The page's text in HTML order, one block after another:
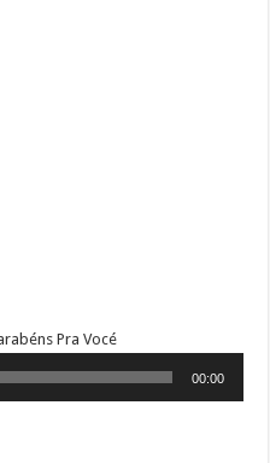
Pra Vocé
00:00